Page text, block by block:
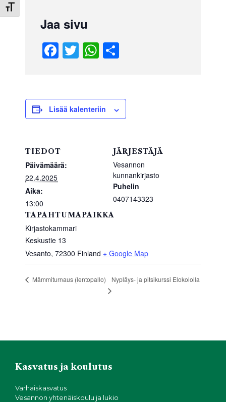
Toggle Font size
Jaa sivu
F
e
b
o
k
T
er
W
s
A
e
Lisää kalenteriin
TIEDOT
Päivämäärä:
22.4.2025
Aika:
13:00
TAPAHTUMAPAIKKA
Kirjastokammari
Keskustie 13
Vesanto, 72300 Finland + Google Map
JÄRJESTÄJÄ
Vesannon
kunnankirjasto
Puhelin
0407143323
Mämmiturnaus (lentopallo) Nypläys- ja pitsikurssi Elokololla
Kasvatus ja koulutus
Varhaiskasvatus
Vesannon yhtenäiskoulu ja lukio